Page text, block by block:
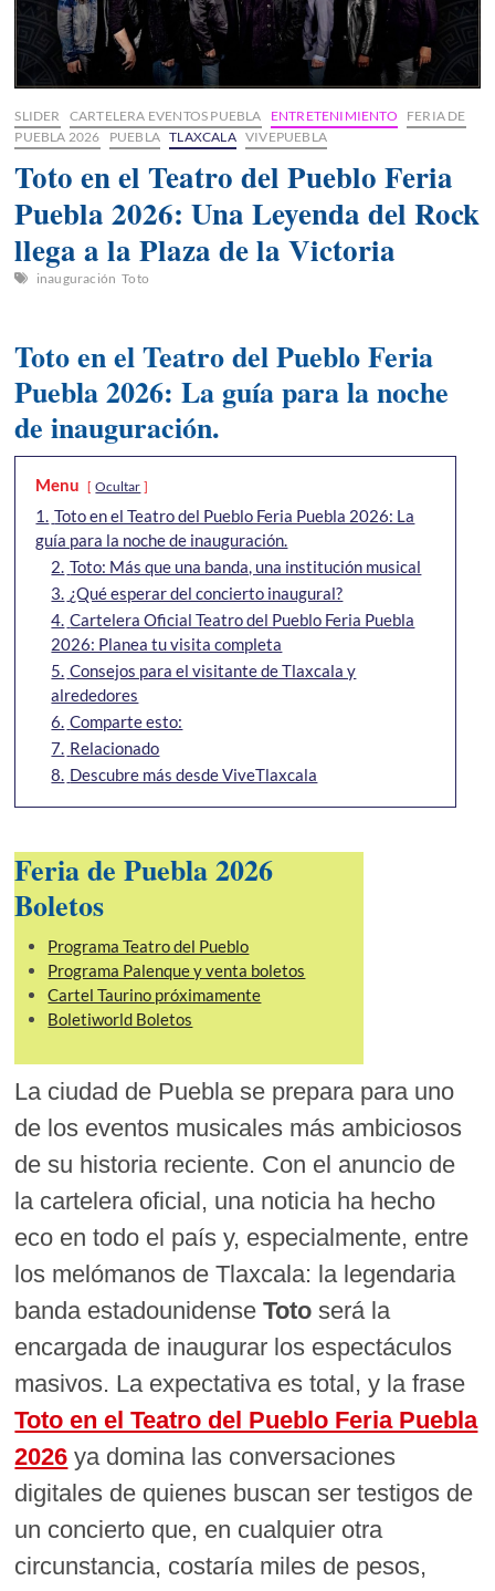
SLIDER CARTELERA EVENTOS PUEBLA ENTRETENIMIENTO
FERIA DE
PUEBLA 2026
PUEBLA TLAXCALA VIVEPUEBLA
Toto en el Teatro del Pueblo Feria
Puebla 2026: Una Leyenda del Rock
llega a la Plaza de la Victoria
inauguración Toto
Toto en el Teatro del Pueblo Feria
Puebla 2026: La guía para la noche
de inauguración.
Menu Ocultar
1. Toto en el Teatro del Pueblo Feria Puebla 2026: La
guía para la noche de inauguración.
2. Toto: Más que una banda, una institución musical
3. ¿Qué esperar del concierto inaugural?
4. Cartelera Oficial Teatro del Pueblo Feria Puebla
2026: Planea tu visita completa
5. Consejos para el visitante de Tlaxcala y
alrededores
6. Comparte esto:
7. Relacionado
8. Descubre más desde ViveTlaxcala
Feria de Puebla 2026
Boletos
Programa Teatro del Pueblo
Programa Palenque y venta boletos
Cartel Taurino próximamente
Boletiworld Boletos
La ciudad de Puebla se prepara para uno
de los eventos musicales más ambiciosos
de su historia reciente. Con el anuncio de
la cartelera oficial, una noticia ha hecho
eco en todo el país y, especialmente, entre
los melómanos de Tlaxcala: la legendaria
banda estadounidenseToto será la
encargada de inaugurar los espectáculos
masivos. La expectativa es total, y la frase
Toto en el Teatro del Pueblo Feria Puebla
2026 ya domina las conversaciones
digitales de quienes buscan ser testigos de
un concierto que, en cualquier otra
circunstancia, costaría miles de pesos,